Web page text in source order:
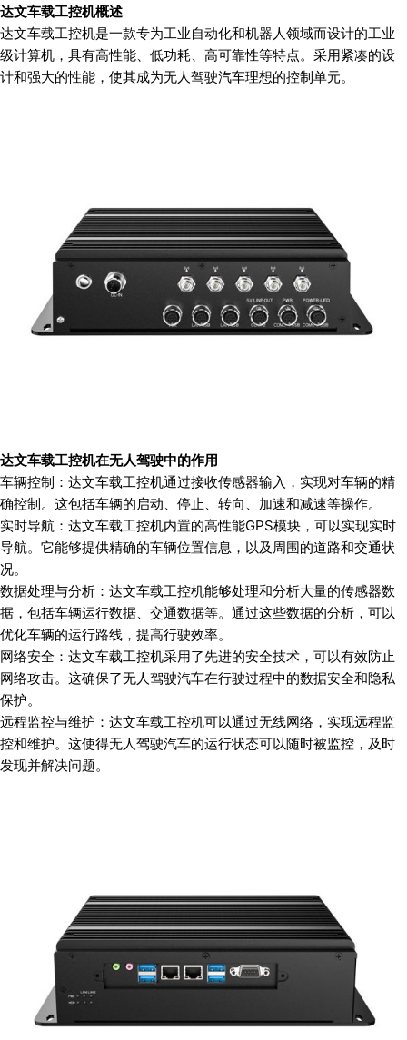
达文车载工控机概述
达文车载工控机是一款专为工业自动化和机器人领域而设计的工业
级计算机，具有高性能、低功耗、高可靠性等特点。采用紧凑的设
计和强大的性能，使其成为无人驾驶汽车理想的控制单元。
达文车载工控机在无人驾驶中的作用
车辆控制：达文车载工控机通过接收传感器输入，实现对车辆的精
确控制。这包括车辆的启动、停止、转向、加速和减速等操作。
实时导航：达文车载工控机内置的高性能GPS模块，可以实现实时
导航。它能够提供精确的车辆位置信息，以及周围的道路和交通状
况。
数据处理与分析：达文车载工控机能够处理和分析大量的传感器数
据，包括车辆运行数据、交通数据等。通过这些数据的分析，可以
优化车辆的运行路线，提高行驶效率。
网络安全：达文车载工控机采用了先进的安全技术，可以有效防止
网络攻击。这确保了无人驾驶汽车在行驶过程中的数据安全和隐私
保护。
远程监控与维护：达文车载工控机可以通过无线网络，实现远程监
控和维护。这使得无人驾驶汽车的运行状态可以随时被监控，及时
发现并解决问题。